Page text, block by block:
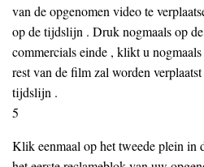
van de opgenomen video te
op de tijdslijn . Druk nogmaals op
commercials einde , klikt u
rest van de film zal worden
tijdslijn .
5
Klik eenmaal op het tweede plein